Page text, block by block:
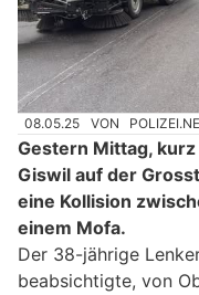
08.05.25 VON
Gestern Mittag,
Giswil auf der
eine Kollision
einem Mofa.
Der 38-jährige
beabsichtigte, von